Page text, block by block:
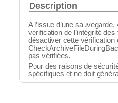
Description
A l’issue d’une
vérification de l’intégrité
désactiver cette vérification
pas vérifiées.
Pour des raisons de
spécifiques et ne doit